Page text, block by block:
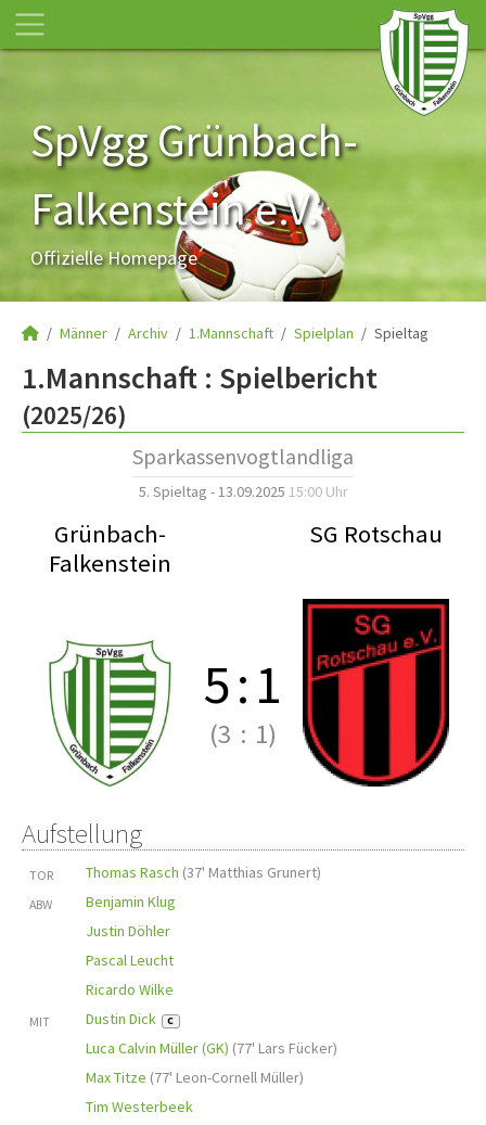
SpVgg Grünbach-
Falkenstein e.V.
Offizielle Homepage
Männer Archiv 1.Mannschaft Spielplan Spieltag
1.Mannschaft : Spielbericht
(2025/26)
Sparkassenvogtlandliga
5. Spieltag - 13.09.2025 15:00 Uhr
Grünbach-
Falkenstein
SG Rotschau
5:1
(3 : 1)
Aufstellung
TOR Thomas Rasch (37' Matthias Grunert)
ABW
Benjamin Klug
Justin Döhler
Pascal Leucht
Ricardo Wilke
MIT Dustin Dick C
Luca Calvin Müller (GK) (77' Lars Fücker)
Max Titze (77' Leon-Cornell Müller)
Tim Westerbeek